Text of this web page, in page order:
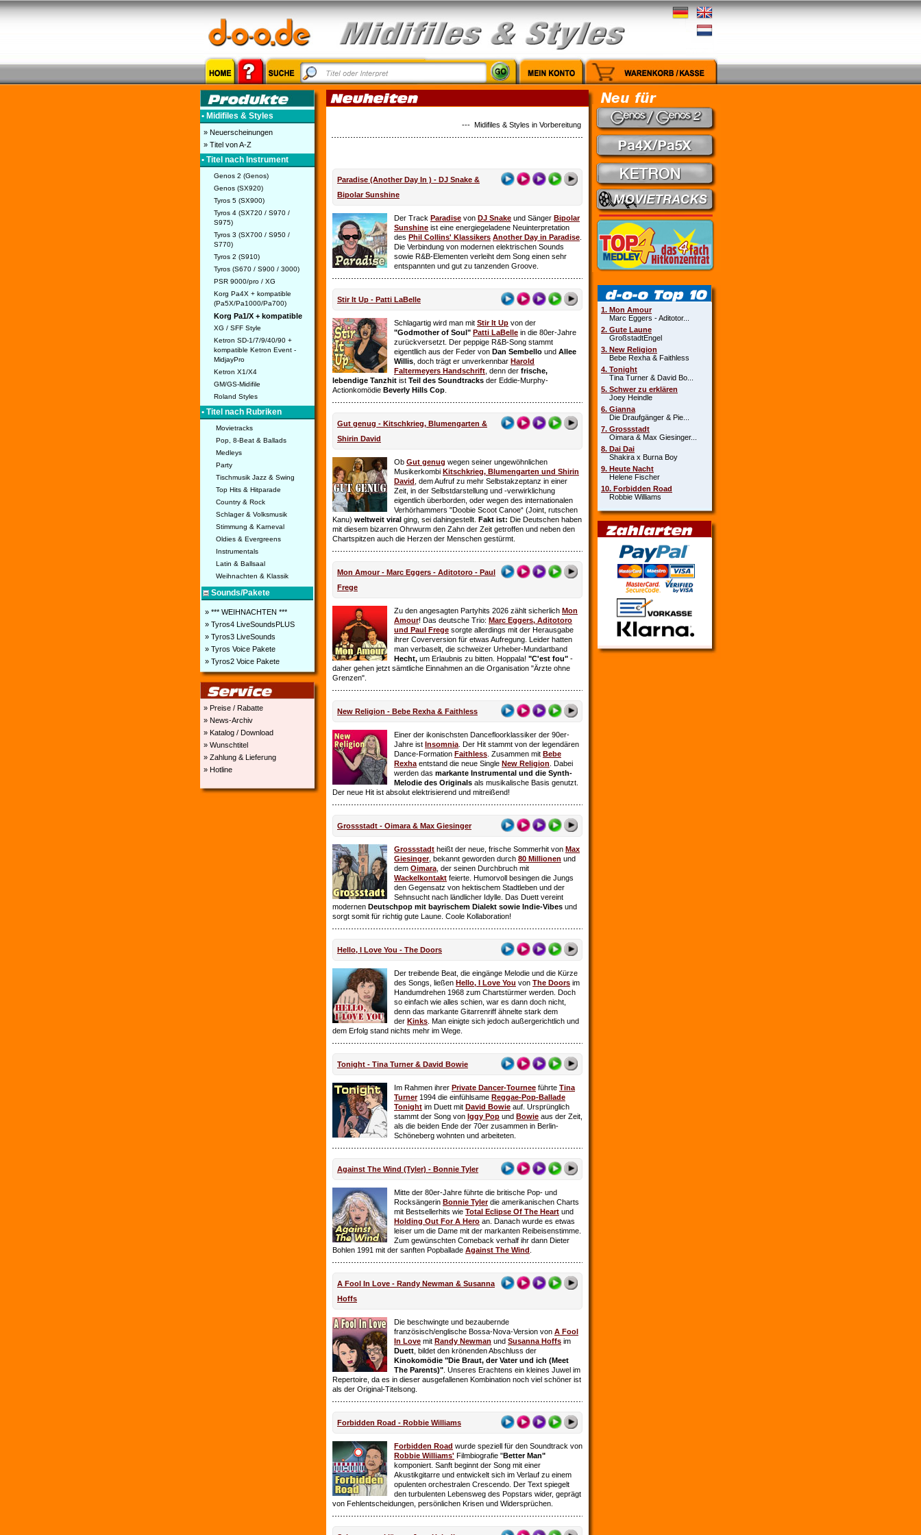
• Midifiles & Styles
» Neuerscheinungen
» Titel von A-Z
• Titel nach Instrument
Genos 2 (Genos)
Genos (SX920)
Tyros 5 (SX900)
Tyros 4 (SX720 / S970 /
S975)
Tyros 3 (SX700 / S950 /
S770)
Tyros 2 (S910)
Tyros (S670 / S900 / 3000)
PSR 9000/pro / XG
Korg Pa4X + kompatible
(Pa5X/Pa1000/Pa700)
Korg Pa1/X + kompatible
XG / SFF Style
Ketron SD-1/7/9/40/90 +
kompatible Ketron Event -
MidjayPro
Ketron X1/X4
GM/GS-Midifile
Roland Styles
• Titel nach Rubriken
Movietracks
Pop, 8-Beat & Ballads
Medleys
Party
Tischmusik Jazz & Swing
Top Hits & Hitparade
Country & Rock
Schlager & Volksmusik
Stimmung & Karneval
Oldies & Evergreens
Instrumentals
Latin & Ballsaal
Weihnachten & Klassik
Sounds/Pakete
» *** WEIHNACHTEN ***
» Tyros4 LiveSoundsPLUS
» Tyros3 LiveSounds
» Tyros Voice Pakete
» Tyros2 Voice Pakete
» Preise / Rabatte
» News-Archiv
» Katalog / Download
» Wunschtitel
» Zahlung & Lieferung
» Hotline
--- Midifiles & Styles in Vorbereitung: Alles ist gut - Nena // Every Little Thing She Does Is Magic - The Police // Learning To Fly - Pink Floyd
Paradise (Another Day In ) - DJ Snake &
Bipolar Sunshine
Der Track Paradise von DJ Snake und Sänger Bipolar
Sunshine ist eine energiegeladene Neuinterpretation
des Phil Collins' Klassikers Another Day in Paradise
Die Verbindung von modernen elektrischen Sounds
sowie R&B-Elementen verleiht dem Song einen sehr
entspannten und gut zu tanzenden Groove.
Stir It Up - Patti LaBelle
Schlagartig wird man mit Stir It Up von der
"Godmother of Soul" Patti LaBelle in die 80er-Jahre
zurückversetzt. Der peppige R&B-Song stammt
eigentllich aus der Feder von Dan Sembello und Allee
Willis , doch trägt er unverkennbar Harold
Faltermeyers Handschrift , denn der frische,
lebendige Tanzhit ist Teil des Soundtracks der Eddie-Murphy-
Actionkomödie Beverly Hills Cop
Gut genug - Kitschkrieg, Blumengarten &
Shirin David
Ob Gut genug wegen seiner ungewöhnlichen
Musikerkombi Kitschkrieg, Blumengarten und Shirin
David , dem Aufruf zu mehr Selbstakzeptanz in einer
Zeit, in der Selbstdarstellung und ‑verwirklichung
eigentlich überborden, oder wegen des internationalen
Verhörhammers "Doobie Scoot Canoe“ (Joint, rutschen
Kanu) weltweit viral ging, sei dahingestellt. Fakt ist: Die Deutschen haben
mit diesem bizarren Ohrwurm den Zahn der Zeit getroffen und neben den
Chartspitzen auch die Herzen der Menschen gestürmt.
Mon Amour - Marc Eggers - Aditotoro - Paul
Frege
Zu den angesagten Partyhits 2026 zählt sicherlich Mon
Amour! Das deutsche Trio: Marc Eggers, Aditotoro
und Paul Frege sorgte allerdings mit der Herausgabe
ihrer Coverversion für etwas Aufregung. Leider hatten
man verbaselt, die schweizer Urheber-Mundartband
Hecht, um Erlaubnis zu bitten. Hoppala! "C'est fou" -
daher gehen jetzt sämtliche Einnahmen an die Organisation "Ärzte ohne
Grenzen".
New Religion - Bebe Rexha & Faithless
Einer der ikonischsten Dancefloorklassiker der 90er-
Jahre ist Insomnia . Der Hit stammt von der legendären
Dance-Formation Faithless . Zusammen mit Bebe
Rexha entstand die neue Single New Religion . Dabei
werden das markante Instrumental und die Synth-
Melodie des Originals als musikalische Basis genutzt.
Der neue Hit ist absolut elektrisierend und mitreißend!
Grossstadt - Oimara & Max Giesinger
Grossstadt heißt der neue, frische Sommerhit von Max
Giesinger, bekannt geworden durch 80 Millionen und
dem Oimara , der seinen Durchbruch mit
Wackelkontakt feierte. Humorvoll besingen die Jungs
den Gegensatz von hektischem Stadtleben und der
Sehnsucht nach ländlicher Idylle. Das Duett vereint
modernen Deutschpop mit bayrischem Dialekt sowie Indie-Vibes und
sorgt somit für richtig gute Laune. Coole Kollaboration!
Hello, I Love You - The Doors
Der treibende Beat, die eingänge Melodie und die Kürze
des Songs, ließen Hello, I Love You von The Doors im
Handumdrehen 1968 zum Chartstürmer werden. Doch
so einfach wie alles schien, war es dann doch nicht,
denn das markante Gitarrenriff ähnelte stark dem
der Kinks . Man einigte sich jedoch außergerichtlich und
dem Erfolg stand nichts mehr im Wege.
Tonight - Tina Turner & David Bowie
Im Rahmen ihrer Private Dancer-Tournee führte Tina
Turner 1994 die einfühlsame Reggae-Pop-Ballade
Tonight im Duett mit David Bowie auf. Ursprünglich
stammt der Song von Iggy Pop und Bowie aus der Zeit,
als die beiden Ende der 70er zusammen in Berlin-
Schöneberg wohnten und arbeiteten.
Against The Wind (Tyler) - Bonnie Tyler
Mitte der 80er-Jahre führte die britische Pop- und
Rocksängerin Bonnie Tylerdie amerikanischen Charts
mit Bestsellerhits wie Total Eclipse Of The Heart und
Holding Out For A Hero an. Danach wurde es etwas
leiser um die Dame mit der markanten Reibeisenstimme.
Zum gewünschten Comeback verhalf ihr dann Dieter
Bohlen 1991 mit der sanften Popballade Against The Wind
A Fool In Love - Randy Newman & Susanna
Hoffs
Die beschwingte und bezaubernde
französisch/englische Bossa-Nova-Version von A Fool
In Love mit Randy Newman und Susanna Hoffs im
Duett , bildet den krönenden Abschluss der
Kinokomödie "Die Braut, der Vater und ich (Meet
The Parents)" . Unseres Erachtens ein kleines Juwel im
Repertoire, da es in dieser ausgefallenen Kombination noch viel schöner ist
als der Original-Titelsong.
Forbidden Road - Robbie Williams
Forbidden Road wurde speziell für den Soundtrack von
Robbie Williams' Filmbiografie "Better Man"
komponiert. Sanft beginnt der Song mit einer
Akustikgitarre und entwickelt sich im Verlauf zu einem
opulenten orchestralen Crescendo. Der Text spiegelt
den turbulenten Lebensweg des Popstars wider, geprägt
von Fehlentscheidungen, persönlichen Krisen und Widersprüchen.
1. Mon Amour
Marc Eggers - Aditotor...
2. Gute Laune
GroßstadtEngel
3. New Religion
Bebe Rexha & Faithless
4. Tonight
Tina Turner & David Bo...
5. Schwer zu erklären
Joey Heindle
6. Gianna
Die Draufgänger & Pie...
7. Grossstadt
Oimara & Max Giesinger...
8. Dai Dai
Shakira x Burna Boy
9. Heute Nacht
Helene Fischer
10. Forbidden Road
Robbie Williams